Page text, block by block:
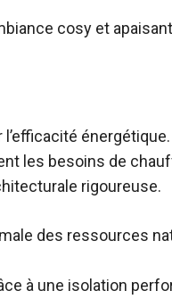
cosy et
l’efficacité
les besoins de
rigoureuse.
des ressources
à une isolation